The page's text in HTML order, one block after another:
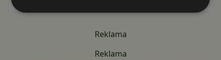
Reklama
Reklama